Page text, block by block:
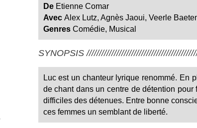
DeEtienne Comar
Avec Alex Lutz, Agnès Jaoui, Veerle
Genres Comédie, Musical
SYNOPSIS
Luc est un chanteur lyrique renommé. En
de chant dans un centre de détention
difficiles des détenues. Entre bonne
ces femmes un semblant de liberté.